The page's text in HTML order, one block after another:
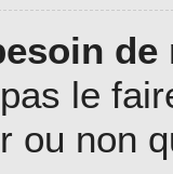
le
ou non